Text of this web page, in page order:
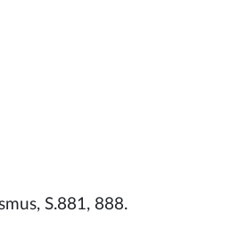
S.881, 888.